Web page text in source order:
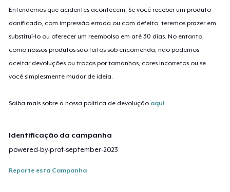
Entendemos que acidentes acontecem. Se você receber um produto
danificado, com impressão errada ou com defeito, teremos prazer em
substituí-lo ou oferecer um reembolso em até 30 dias. No entanto,
como nossos produtos são feitos sob encomenda, não podemos
aceitar devoluções ou trocas por tamanhos, cores incorretos ou se
você simplesmente mudar de ideia.
Saiba mais sobre a nossa política de devolução aqui.
Identificação da campanha
powered-by-prot-september-2023
Reporte esta Campanha